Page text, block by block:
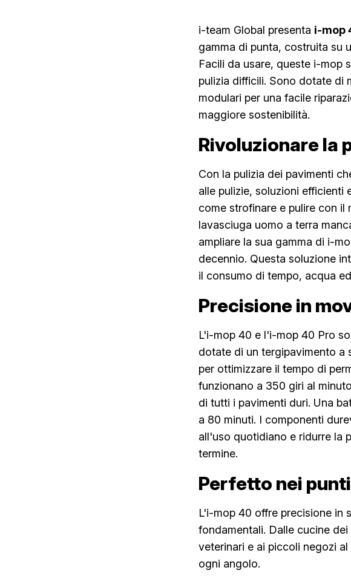
i-team Global presenta i-mop
gamma di punta, costruita su
Facili da usare, queste i-mop
pulizia difficili. Sono dotate di
modulari per una facile
maggiore sostenibilità.
Rivoluzionare la
Con la pulizia dei pavimenti
alle pulizie, soluzioni efficienti
come strofinare e pulire con il
lavasciuga uomo a terra
ampliare la sua gamma di i-
decennio. Questa soluzione
il consumo di tempo, acqua
Precisione in
L'i-mop 40 e l'i-mop 40 Pro
dotate di un tergipavimento
per ottimizzare il tempo di
funzionano a 350 giri al
di tutti i pavimenti duri. Una
a 80 minuti. I componenti
all'uso quotidiano e ridurre la
termine.
Perfetto nei
L'i-mop 40 offre precisione in
fondamentali. Dalle cucine
veterinari e ai piccoli negozi
ogni angolo.